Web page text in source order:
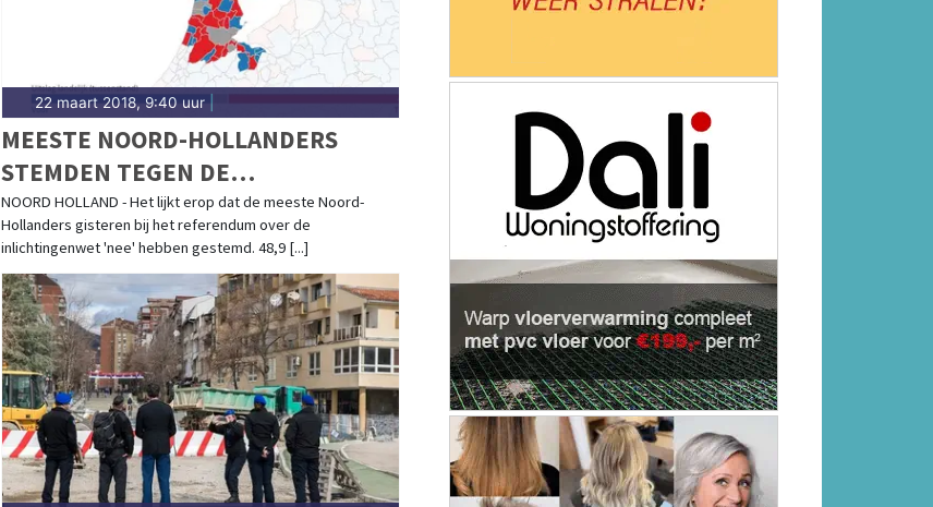
22 maart 2018, 9:40 uur|
MEESTE NOORD-HOLLANDERS
STEMDEN TEGEN DE
INLICHTINGENWET
NOORD HOLLAND - Het lijkt erop dat de meeste Noord-
Hollanders gisteren bij het referendum over de
inlichtingenwet 'nee' hebben gestemd. 48,9 [...]